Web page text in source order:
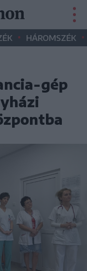
• HÁROMSZÉK •
gép